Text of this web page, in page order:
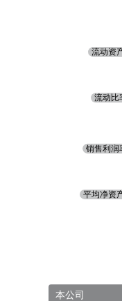
本公司